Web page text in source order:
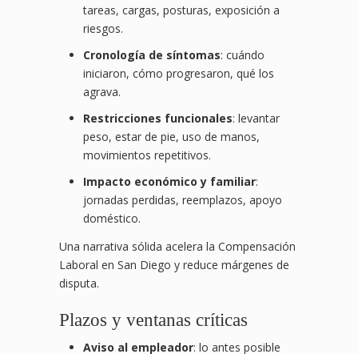
tareas, cargas, posturas, exposición a
riesgos.
Cronología de síntomas: cuándo
iniciaron, cómo progresaron, qué los
agrava.
Restricciones funcionales: levantar
peso, estar de pie, uso de manos,
movimientos repetitivos.
Impacto económico y familiar:
jornadas perdidas, reemplazos, apoyo
doméstico.
Una narrativa sólida acelera la Compensación
Laboral en San Diego y reduce márgenes de
disputa.
Plazos y ventanas críticas
Aviso al empleador: lo antes posible